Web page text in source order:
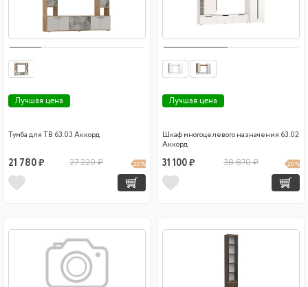
Лучшая цена
Тумба для ТВ 63.03 Аккорд
21 780 ₽ 27 220 ₽ 20 %
Лучшая цена
Шкаф многоцелевого назначения 63.02
Аккорд
31 100 ₽ 38 870 ₽ 20 %